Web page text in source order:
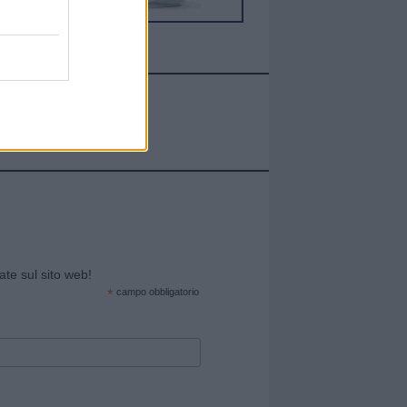
sul sito web!
* campo obbligatorio